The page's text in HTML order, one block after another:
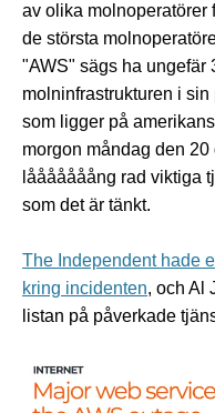
av olika molnoperatörer
de största
"AWS" sägs ha ungefär
molninfrastrukturen i
som ligger på
morgon måndag den
lååååååång rad viktiga
som det är tänkt.
The Independent hade
kring incidenten, och Al
listan på påverkade